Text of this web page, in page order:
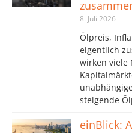
8. Juli 2026
Ölpreis,
eigentlich
wirken viele
steigende
einBlick: